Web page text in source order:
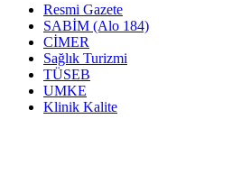
Resmi Gazete
SABİM (Alo 184)
CİMER
Sağlık Turizmi
TÜSEB
UMKE
Klinik Kalite